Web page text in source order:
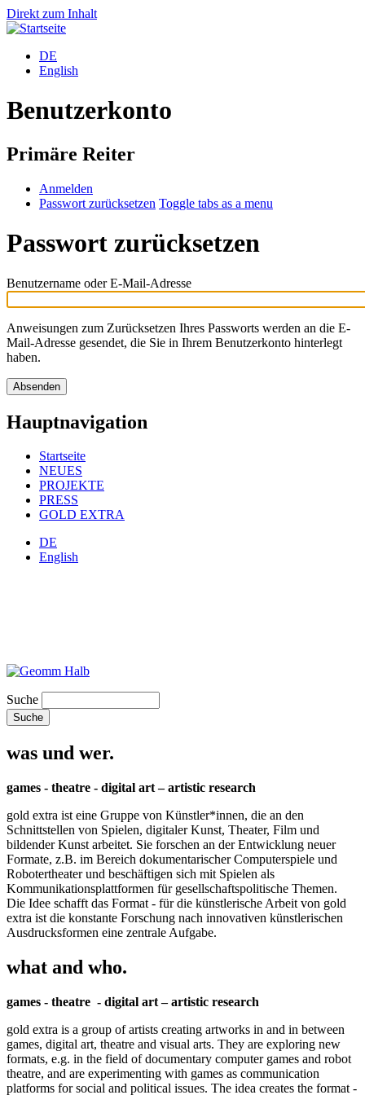
Direkt zum Inhalt
DE
English
Benutzerkonto
Primäre Reiter
Anmelden
Passwort zurücksetzen Toggle tabs as a menu
Passwort zurücksetzen
Benutzername oder E-Mail-Adresse
Anweisungen zum Zurücksetzen Ihres Passworts werden an die E-
Mail-Adresse gesendet, die Sie in Ihrem Benutzerkonto hinterlegt
haben.
Hauptnavigation
Startseite
NEUES
PROJEKTE
PRESS
GOLD EXTRA
DE
English
Suche
was und wer.
games - theatre - digital art – artistic research
gold extra ist eine Gruppe von Künstler*innen, die an den
Schnittstellen von Spielen, digitaler Kunst, Theater, Film und
bildender Kunst arbeitet. Sie forschen an der Entwicklung neuer
Formate, z.B. im Bereich dokumentarischer Computerspiele und
Robotertheater und beschäftigen sich mit Spielen als
Kommunikationsplattformen für gesellschaftspolitische Themen.
Die Idee schafft das Format - für die künstlerische Arbeit von gold
extra ist die konstante Forschung nach innovativen künstlerischen
Ausdrucksformen eine zentrale Aufgabe.
what and who.
games - theatre - digital art – artistic research
gold extra is a group of artists creating artworks in and in between
games, digital art, theatre and visual arts. They are exploring new
formats, e.g. in the field of documentary computer games and robot
theatre, and are experimenting with games as communication
platforms for social and political issues. The idea creates the format -